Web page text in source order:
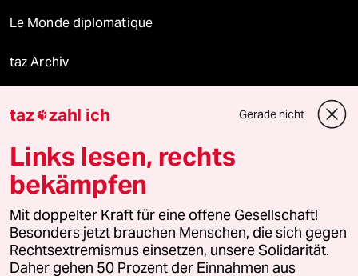
Le Monde diplomatique
taz Archiv
Reisen
Kantine
Shop
taz zahl ich Gerade nicht
Links lesen, rechts
bekämpfen
Mit doppelter Kraft für eine offene Gesellschaft!
Besonders jetzt brauchen Menschen, die sich gegen
Rechtsextremismus einsetzen, unsere Solidarität.
Daher gehen 50 Prozent der Einnahmen aus